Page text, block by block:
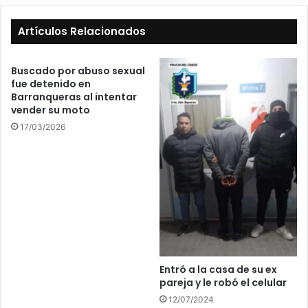
Artículos Relacionados
Buscado por abuso sexual
fue detenido en
Barranqueras al intentar
vender su moto
17/03/2026
Entró a la casa de su ex
pareja y le robó el celular
12/07/2024